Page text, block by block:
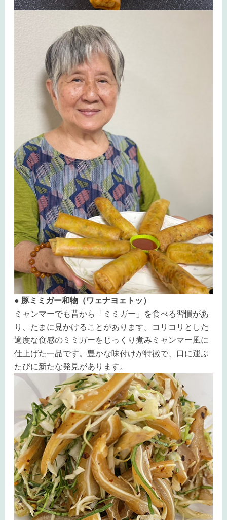
● 豚ミミガー和物（ワェナヨェトッ）
ミャンマーでも昔から「ミミガー」を食べる習慣があ
り、たまに見かけることがあります。コリコリとした
適度な食感のミミガーをじっくり煮みミャンマー風に
仕上げた一品です。豊かな味付けが特徴で、口に運ぶ
たびに新たな発見があります。